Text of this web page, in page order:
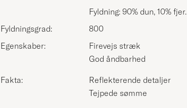
Fyldning: 90% dun, 10% fjer.
Fyldningsgrad:
800
Egenskaber:
Firevejs stræk
God åndbarhed
Fakta:
Reflekterende detaljer
Tejpede sømme